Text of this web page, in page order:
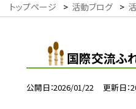
トップページ > 活動ブログ >
国際交流ふ
公開日 2026/01/22 更新日